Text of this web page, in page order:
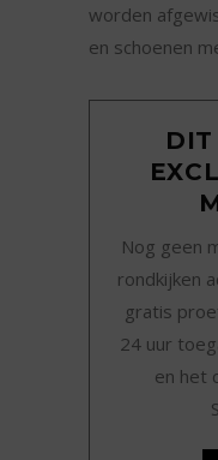
worden
en schoenen
DIT
Nog geen
rondkijken
gratis
24 uur
en het